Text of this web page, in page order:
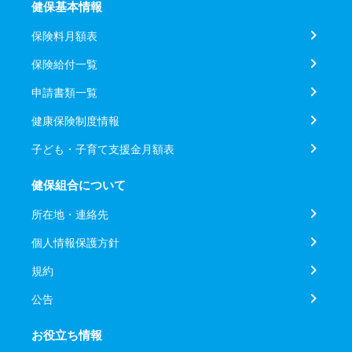
健保基本情報
保険料月額表
保険給付一覧
申請書類一覧
健康保険制度情報
子ども・子育て支援金月額表
健保組合について
所在地・連絡先
個人情報保護方針
規約
公告
お役立ち情報